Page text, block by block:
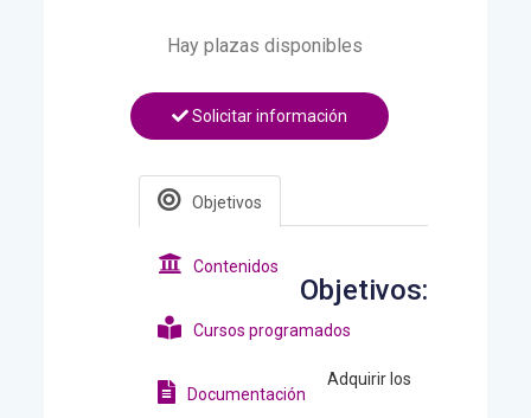
Hay plazas disponibles
Solicitar información
Objetivos
Contenidos
Cursos programados
Documentación
Objetivos:
Adquirir los